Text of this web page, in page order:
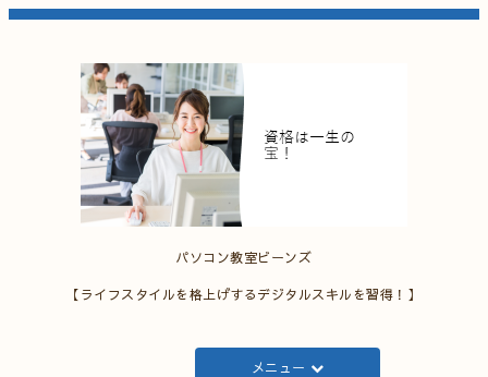
パソコン教室ビーンズ
【ライフスタイルを格上げするデジタルスキルを習得！】
メニュー